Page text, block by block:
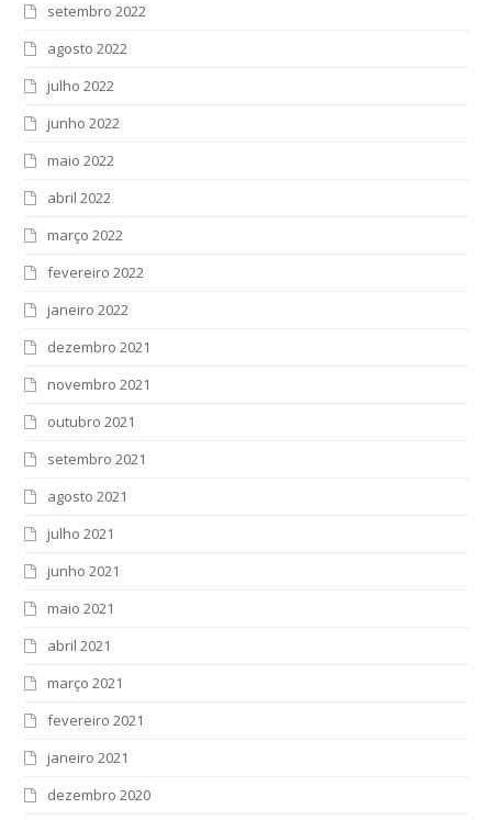
setembro 2022
agosto 2022
julho 2022
junho 2022
maio 2022
abril 2022
março 2022
fevereiro 2022
janeiro 2022
dezembro 2021
novembro 2021
outubro 2021
setembro 2021
agosto 2021
julho 2021
junho 2021
maio 2021
abril 2021
março 2021
fevereiro 2021
janeiro 2021
dezembro 2020